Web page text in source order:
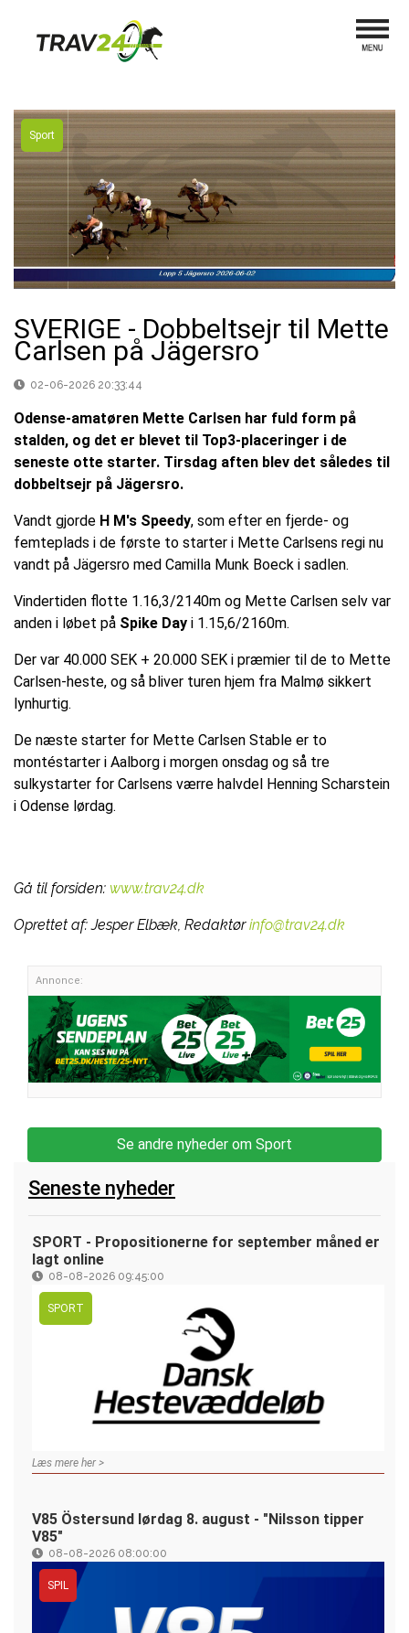
Sport
SVERIGE - Dobbeltsejr til Mette
Carlsen på Jägersro
02-06-2026 20:33:44
Odense-amatøren Mette Carlsen har fuld form på
stalden, og det er blevet til Top3-placeringer i de
seneste otte starter. Tirsdag aften blev det således til
dobbeltsejr på Jägersro.
Vandt gjorde H M's Speedy, som efter en fjerde- og
femteplads i de første to starter i Mette Carlsens regi nu
vandt på Jägersro med Camilla Munk Boeck i sadlen.
Vindertiden flotte 1.16,3/2140m og Mette Carlsen selv var
anden i løbet på Spike Day i 1.15,6/2160m.
Der var 40.000 SEK + 20.000 SEK i præmier til de to Mette
Carlsen-heste, og så bliver turen hjem fra Malmø sikkert
lynhurtig.
De næste starter for Mette Carlsen Stable er to
montéstarter i Aalborg i morgen onsdag og så tre
sulkystarter for Carlsens værre halvdel Henning Scharstein
i Odense lørdag.
Gå til forsiden: www.trav24.dk
Oprettet af:Jesper Elbæk, Redaktør info@trav24.dk
Annonce:
Se andre nyheder om Sport
Seneste nyheder
SPORT - Propositionerne for september måned er
lagt online
08-08-2026 09:45:00
SPORT
Læs mere her >
V85 Östersund lørdag 8. august - "Nilsson tipper
V85"
08-08-2026 08:00:00
SPIL